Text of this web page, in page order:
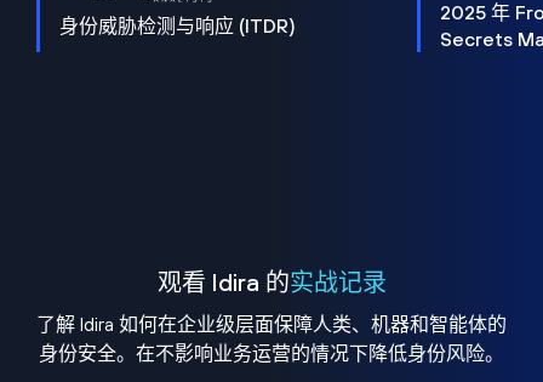
身份威胁检测与响应 (ITDR)
2025 年
Secrets
观看 Idira 的实战记录
了解 Idira 如何在企业级层面保障人类、机器和智能体的
身份安全。在不影响业务运营的情况下降低身份风险。